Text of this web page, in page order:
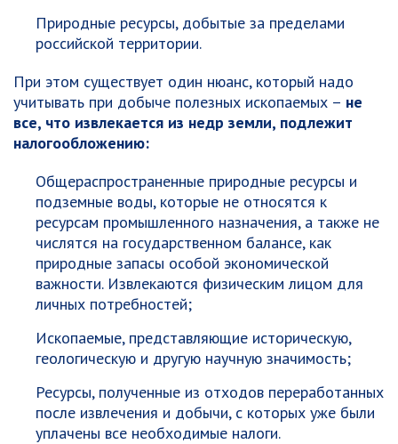
Природные ресурсы, добытые за пределами
российской территории.
При этом существует один нюанс, который надо
учитывать при добыче полезных ископаемых – не
все, что извлекается из недр земли, подлежит
налогообложению:
Общераспространенные природные ресурсы и
подземные воды, которые не относятся к
ресурсам промышленного назначения, а также не
числятся на государственном балансе, как
природные запасы особой экономической
важности. Извлекаются физическим лицом для
личных потребностей;
Ископаемые, представляющие историческую,
геологическую и другую научную значимость;
Ресурсы, полученные из отходов переработанных
после извлечения и добычи, с которых уже были
уплачены все необходимые налоги.